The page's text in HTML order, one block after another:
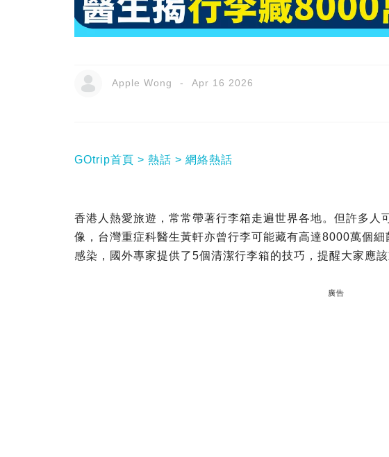
Apple Wong Apr 16 2026
GOtrip首頁 熱話 網絡熱話
香港人熱愛旅遊，常常帶著行李箱走遍世界各地。但許多人
像，台灣重症科醫生黃軒亦曾行李可能藏有高達8000萬個
感染，國外專家提供了5個清潔行李箱的技巧，提醒大家應該
廣告